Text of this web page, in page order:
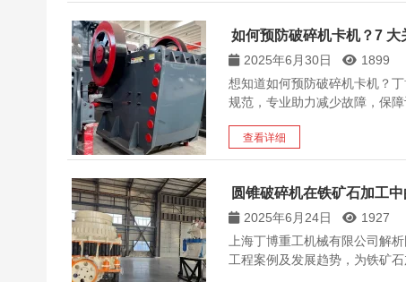
如何预防破碎机卡机？7
2025年6月30日
1899
想知道如何预防破碎机卡机？
规范，专业助力减少故障，保障
查看详细
圆锥破碎机在铁矿石加工
2025年6月24日
1927
上海丁博重工机械有限公司解
工程案例及发展趋势，为铁矿